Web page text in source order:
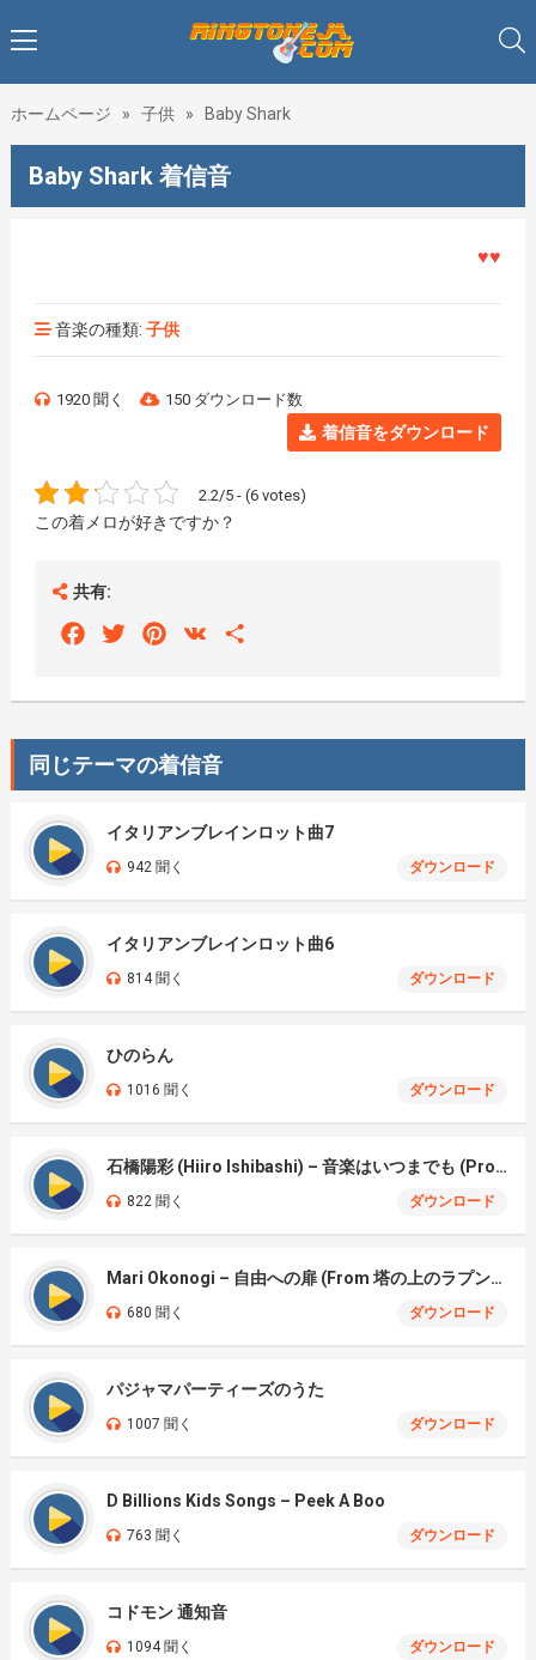
ホームページ » 子供 » Baby Shark
Baby Shark 着信音
♥♥♥着メ
音楽の種類: 子供
1920 聞く 150 ダウンロード数
着信音をダウンロード
2.2/5 - (6 votes)
この着メロが好きですか？
共有:
FacebookTwitterPinterest
VK
同じテーマの着信音
イタリアンブレインロット曲7
942 聞く ダウンロード
イタリアンブレインロット曲6
814 聞く ダウンロード
ひのらん
1016 聞く ダウンロード
石橋陽彩 (Hiiro Ishibashi) – 音楽はいつまでも (Proud Corazón)
822 聞く ダウンロード
Mari Okonogi – 自由への扉 (From 塔の上のラプンツェル)
680 聞く ダウンロード
パジャマパーティーズのうた
1007 聞く ダウンロード
D Billions Kids Songs – Peek A Boo
763 聞く ダウンロード
コドモン 通知音
1094 聞く ダウンロード